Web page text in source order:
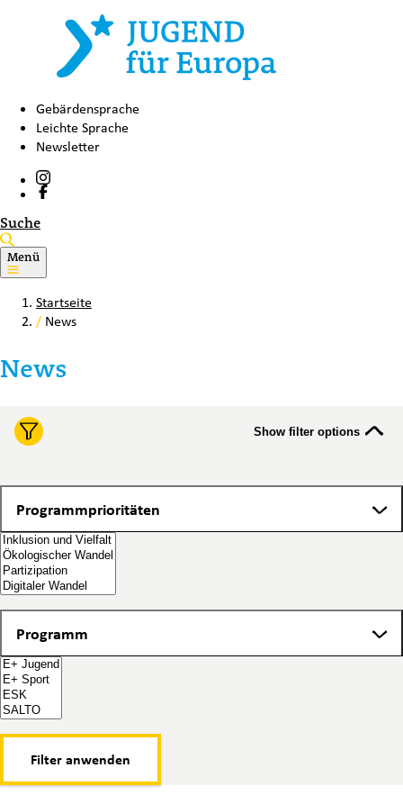
Gebärdensprache
Leichte Sprache
Newsletter
Suche
Menü
Startseite
/ News
News
Show filter options
Programmprioritäten
Programm
Filter anwenden